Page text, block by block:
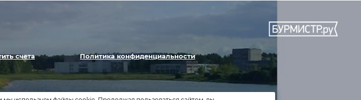
счета Политика конфиденциальности